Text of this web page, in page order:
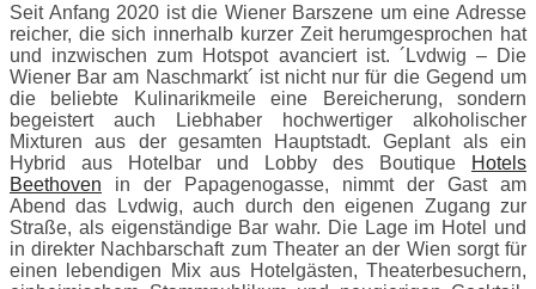
Seit Anfang 2020 ist die Wiener Barszene um eine Adresse
reicher, die sich innerhalb kurzer Zeit herumgesprochen hat
und inzwischen zum Hotspot avanciert ist. ´Lvdwig – Die
Wiener Bar am Naschmarkt´ ist nicht nur für die Gegend um
die beliebte Kulinarikmeile eine Bereicherung, sondern
begeistert auch Liebhaber hochwertiger alkoholischer
Mixturen aus der gesamten Hauptstadt. Geplant als ein
Hybrid aus Hotelbar und Lobby des Boutique
Hotels
Beethoven in der Papagenogasse, nimmt der Gast am
Abend das Lvdwig, auch durch den eigenen Zugang zur
Straße, als eigenständige Bar wahr. Die Lage im Hotel und
in direkter Nachbarschaft zum Theater an der Wien sorgt für
einen lebendigen Mix aus Hotelgästen, Theaterbesuchern,